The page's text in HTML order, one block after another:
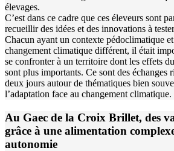
élevages.
C’est dans ce cadre que ces éleveurs sont
recueillir des idées et des innovations à
Chacun ayant un contexte pédoclimatique
changement climatique différent, il était
se confronter à un territoire dont les effets
sont plus importants. Ce sont des échanges
deux jours autour de thématiques bien
l’adaptation face au changement climatique.
Au Gaec de la Croix Brillet, des
grâce à une alimentation
autonomie